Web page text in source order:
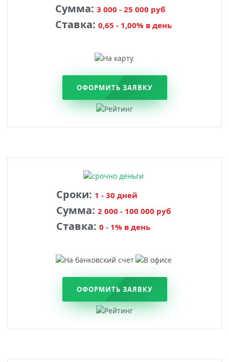
Сумма: 3 000 - 25 000 руб
Ставка: 0,65 - 1,00% в день
ОФОРМИТЬ ЗАЯВКУ
Сроки: 1 - 30 дней
Сумма: 2 000 - 100 000 руб
Ставка: 0 - 1% в день
ОФОРМИТЬ ЗАЯВКУ